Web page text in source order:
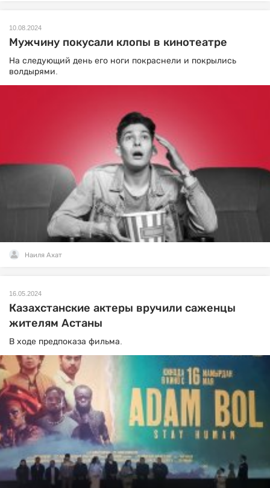
10.08.2024
Мужчину покусали клопы в кинотеатре
На следующий день его ноги покраснели и покрылись
волдырями.
Наиля Ахат
16.05.2024
Казахстанские актеры вручили саженцы
жителям Астаны
В ходе предпоказа фильма.